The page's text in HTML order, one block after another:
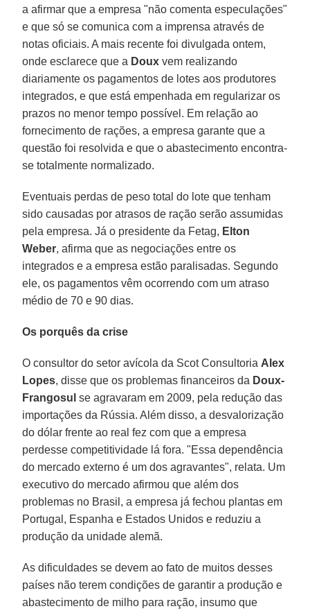
a afirmar que a empresa "não comenta especulações"
e que só se comunica com a imprensa através de
notas oficiais. A mais recente foi divulgada ontem,
onde esclarece que a Doux vem realizando
diariamente os pagamentos de lotes aos produtores
integrados, e que está empenhada em regularizar os
prazos no menor tempo possível. Em relação ao
fornecimento de rações, a empresa garante que a
questão foi resolvida e que o abastecimento encontra-
se totalmente normalizado.
Eventuais perdas de peso total do lote que tenham
sido causadas por atrasos de ração serão assumidas
pela empresa. Já o presidente da Fetag, Elton
Weber, afirma que as negociações entre os
integrados e a empresa estão paralisadas. Segundo
ele, os pagamentos vêm ocorrendo com um atraso
médio de 70 e 90 dias.
Os porquês da crise
O consultor do setor avícola da Scot Consultoria Alex
Lopes, disse que os problemas financeiros da Doux-
Frangosul se agravaram em 2009, pela redução das
importações da Rússia. Além disso, a desvalorização
do dólar frente ao real fez com que a empresa
perdesse competitividade lá fora. "Essa dependência
do mercado externo é um dos agravantes", relata. Um
executivo do mercado afirmou que além dos
problemas no Brasil, a empresa já fechou plantas em
Portugal, Espanha e Estados Unidos e reduziu a
produção da unidade alemã.
As dificuldades se devem ao fato de muitos desses
países não terem condições de garantir a produção e
abastecimento de milho para ração, insumo que